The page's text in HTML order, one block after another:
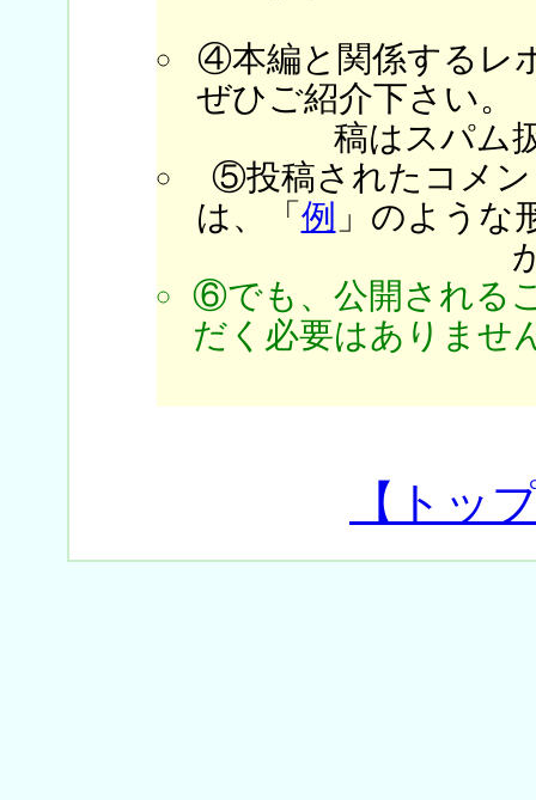
④本編と関係するレ
ぜひご紹介下さい。
稿はスパム
⑤投稿されたコメン
は、「 例 」のような
⑥でも、公開される
だく必要はありませ
【トッ